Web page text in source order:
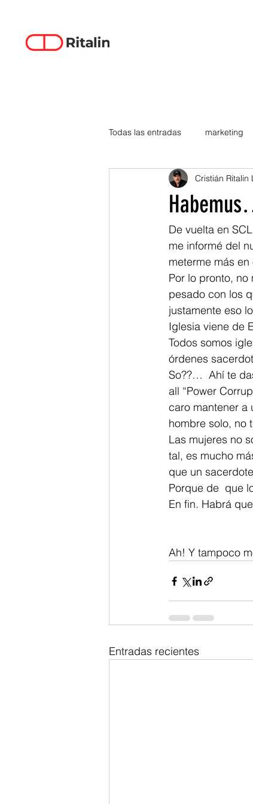
Todas las entradas marketing
data-driven creativity
smartphones tecnología
Cristián Ritalin
De vuelta en
me informé del
meterme más
Por lo pronto,
pesado con los
justamente eso
Iglesia viene de
Todos somos
órdenes
So??…  Ahí te
all “Power
caro mantener a
hombre solo, no
Las mujeres no
tal, es mucho
que un
Porque de  que
En fin. Habrá
Ah! Y tampoco
Entradas recientes